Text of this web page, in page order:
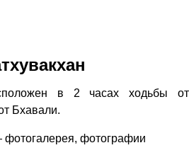
в 2 часах ходьбы от
Бхавали.
фотогалерея, фотографии